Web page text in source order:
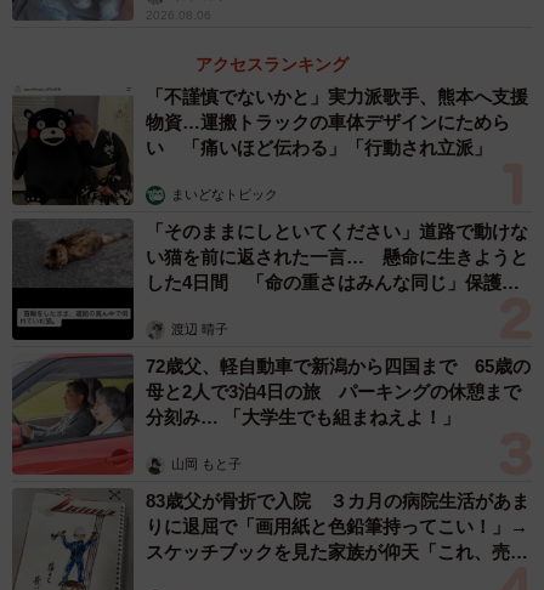
2026.08.06
アクセスランキング
「不謹慎でないかと」実力派歌手、熊本へ支援
物資…運搬トラックの車体デザインにためら
い 「痛いほど伝わる」「行動され立派」
まいどなトピック
「そのままにしといてください」道路で動けな
い猫を前に返された一言… 懸命に生きようと
した4日間 「命の重さはみんな同じ」保護団
渡辺 晴子
72歳父、軽自動車で新潟から四国まで 65歳の
母と2人で3泊4日の旅 パーキングの休憩まで
分刻み… 「大学生でも組まねえよ！」
山岡 もと子
83歳父が骨折で入院 ３カ月の病院生活があま
りに退屈で「画用紙と色鉛筆持ってこい！」→
スケッチブックを見た家族が仰天「これ、売れ